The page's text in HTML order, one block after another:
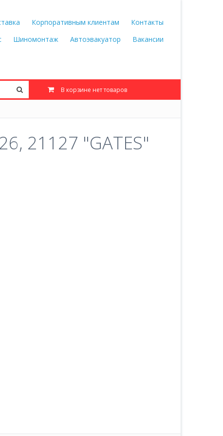
Корпоративным клиентам
Контакты
Шиномонтаж Автоэвакуатор Вакансии
В корзине нет товаров
21127 "GATES"